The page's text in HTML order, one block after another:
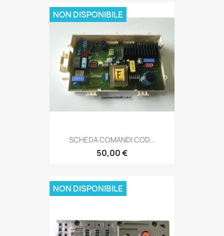
SCHEDA COMANDI COD...
50,00 €
NON DISPONIBILE
NON DISPONIBILE